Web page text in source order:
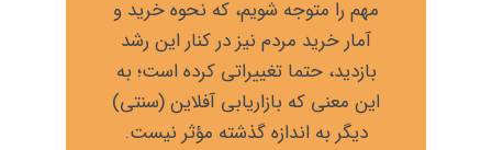
مهم را متوجه شویم، که نحوه خرید و
آمار خرید مردم نیز در کنار این رشد
بازدید، حتما تغییراتی کرده است؛ به
این معنی که بازاریابی آفلاین (سنتی)
دیگر به اندازه گذشته مؤثر نیست.